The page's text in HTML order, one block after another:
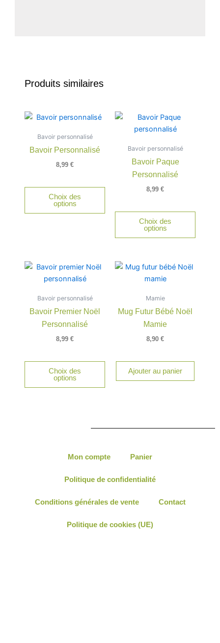
Produits similaires
Bavoir personnalisé
Bavoir Personnalisé
8,99 €
Choix des
options
Bavoir personnalisé
Bavoir Paque
Personnalisé
8,99 €
Choix des
options
Bavoir personnalisé
Bavoir Premier Noël
Personnalisé
8,99 €
Choix des
options
Mamie
Mug Futur Bébé Noël
Mamie
8,90 €
Ajouter au panier
Mon compte Panier
Politique de confidentialité
Conditions générales de vente Contact
Politique de cookies (UE)